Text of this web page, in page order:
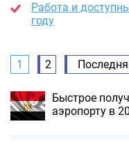
Работа и
году
1 2
Быстрое
аэропорту в